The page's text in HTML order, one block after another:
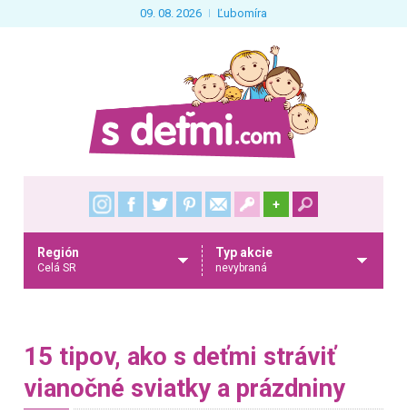
09. 08. 2026 Ľubomíra
+
Región
Celá SR
Typ akcie
nevybraná
15 tipov, ako s deťmi stráviť
vianočné sviatky a prázdniny